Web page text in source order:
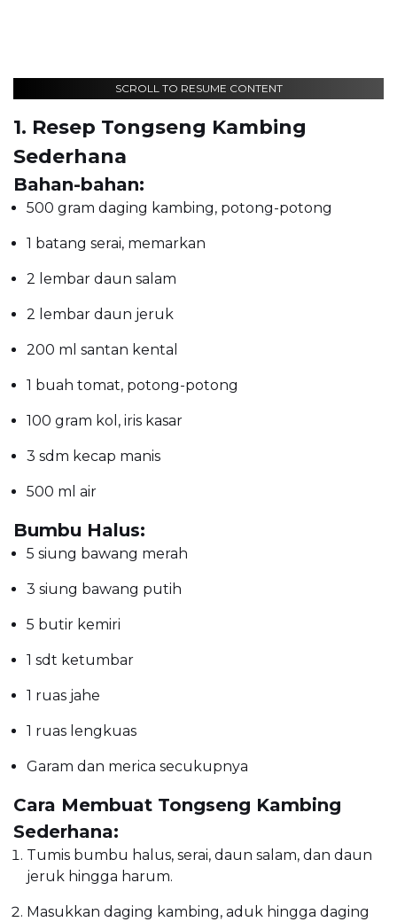
SCROLL TO RESUME CONTENT
1. Resep Tongseng Kambing
Sederhana
Bahan-bahan:
500 gram daging kambing, potong-potong
1 batang serai, memarkan
2 lembar daun salam
2 lembar daun jeruk
200 ml santan kental
1 buah tomat, potong-potong
100 gram kol, iris kasar
3 sdm kecap manis
500 ml air
Bumbu Halus:
5 siung bawang merah
3 siung bawang putih
5 butir kemiri
1 sdt ketumbar
1 ruas jahe
1 ruas lengkuas
Garam dan merica secukupnya
Cara Membuat Tongseng Kambing
Sederhana:
Tumis bumbu halus, serai, daun salam, dan daun
jeruk hingga harum.
Masukkan daging kambing, aduk hingga daging